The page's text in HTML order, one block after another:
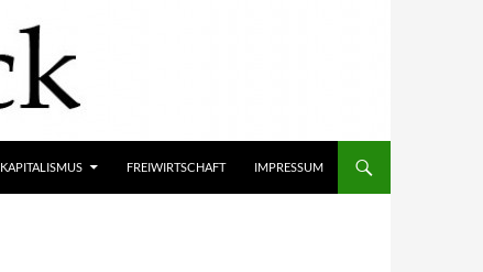
KAPITALISMUS FREIWIRTSCHAFT IMPRESSUM